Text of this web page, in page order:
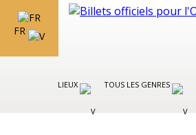
FR
LIEUX TOUS LES GENRES